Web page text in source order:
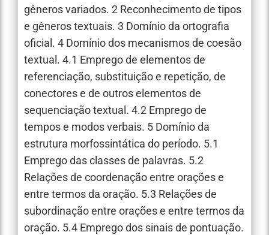
gêneros variados. 2 Reconhecimento de tipos
e gêneros textuais. 3 Domínio da ortografia
oficial. 4 Domínio dos mecanismos de coesão
textual. 4.1 Emprego de elementos de
referenciação, substituição e repetição, de
conectores e de outros elementos de
sequenciação textual. 4.2 Emprego de
tempos e modos verbais. 5 Domínio da
estrutura morfossintática do período. 5.1
Emprego das classes de palavras. 5.2
Relações de coordenação entre orações e
entre termos da oração. 5.3 Relações de
subordinação entre orações e entre termos da
oração. 5.4 Emprego dos sinais de pontuação.